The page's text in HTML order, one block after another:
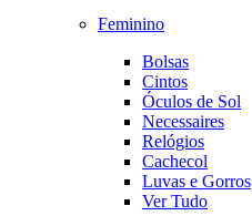
Feminino
Bolsas
Cintos
Óculos de Sol
Necessaires
Relógios
Cachecol
Luvas e Gorros
Ver Tudo